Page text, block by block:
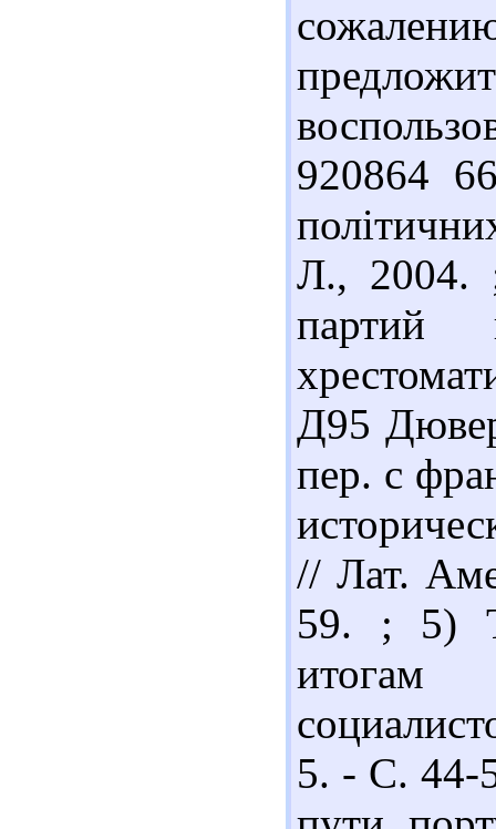
920864
Л., 2004.
Д95
пер. с
// Лат.
59. ; 5)
итогам
5. - С. 44-